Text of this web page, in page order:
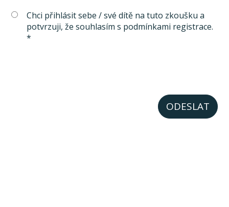
Chci přihlásit sebe / své dítě na tuto zkoušku a
potvrzuji, že souhlasím s podmínkami registrace.
*